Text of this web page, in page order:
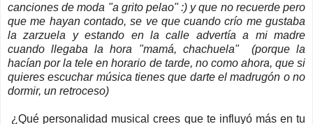
canciones de moda "a grito pelao" :) y que no recuerde pero
que me hayan contado, se ve que cuando crío me gustaba
la zarzuela y estando en la calle advertía a mi madre
cuando llegaba la hora "mamá, chachuela" (porque la
hacían por la tele en horario de tarde, no como ahora, que si
quieres escuchar música tienes que darte el madrugón o no
dormir, un retroceso)
¿Qué personalidad musical crees que te influyó más en tu